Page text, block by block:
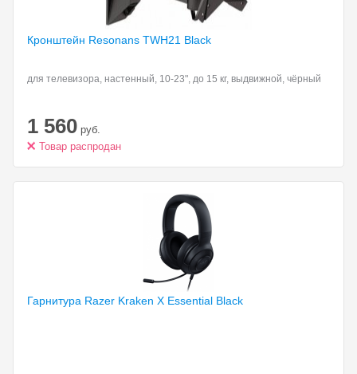
Кронштейн Resonans TWH21 Black
для телевизора, настенный, 10-23", до 15 кг, выдвижной, чёрный
1 560 руб.
Товар распродан
Гарнитура Razer Kraken X Essential Black